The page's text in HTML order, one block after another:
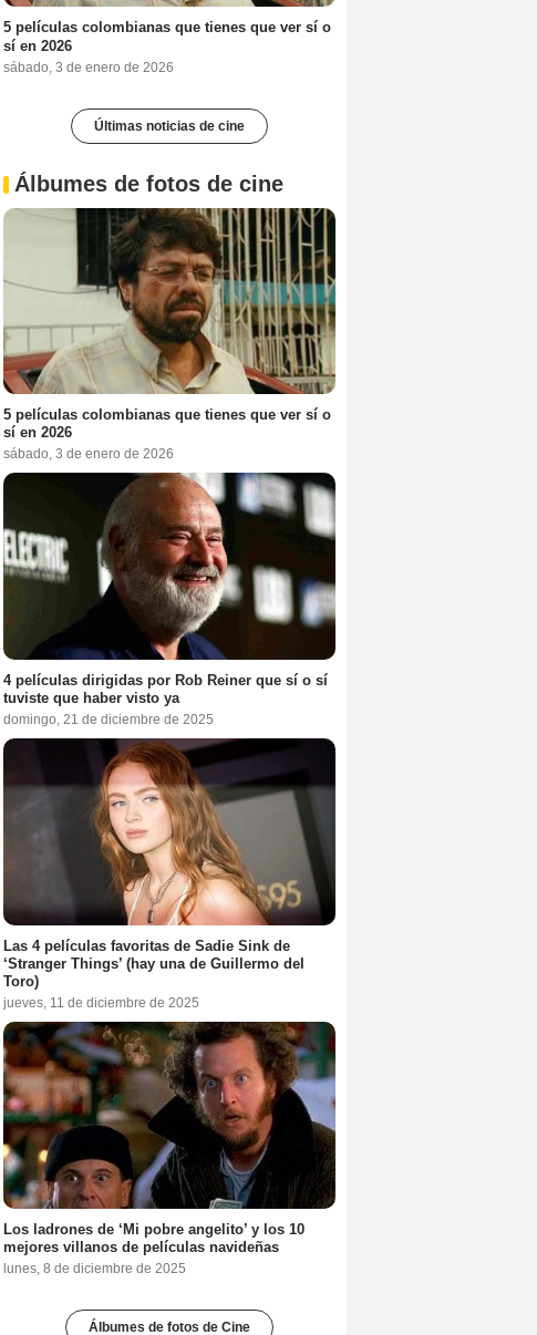
5 películas colombianas que tienes que ver sí o
sí en 2026
sábado, 3 de enero de 2026
Últimas noticias de cine
Álbumes de fotos de cine
5 películas colombianas que tienes que ver sí o
sí en 2026
sábado, 3 de enero de 2026
4 películas dirigidas por Rob Reiner que sí o sí
tuviste que haber visto ya
domingo, 21 de diciembre de 2025
Las 4 películas favoritas de Sadie Sink de
‘Stranger Things’ (hay una de Guillermo del
Toro)
jueves, 11 de diciembre de 2025
Los ladrones de ‘Mi pobre angelito’ y los 10
mejores villanos de películas navideñas
lunes, 8 de diciembre de 2025
Álbumes de fotos de Cine